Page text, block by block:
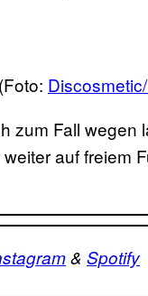
zum Fall
auf freiem
& Spotify